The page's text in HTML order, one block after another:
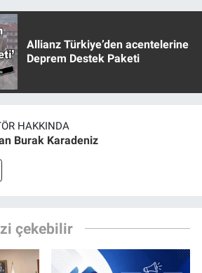
Allianz Türkiye’den acentelerine
Deprem Destek Paketi
HAKKINDA
Burak Karadeniz
çekebilir